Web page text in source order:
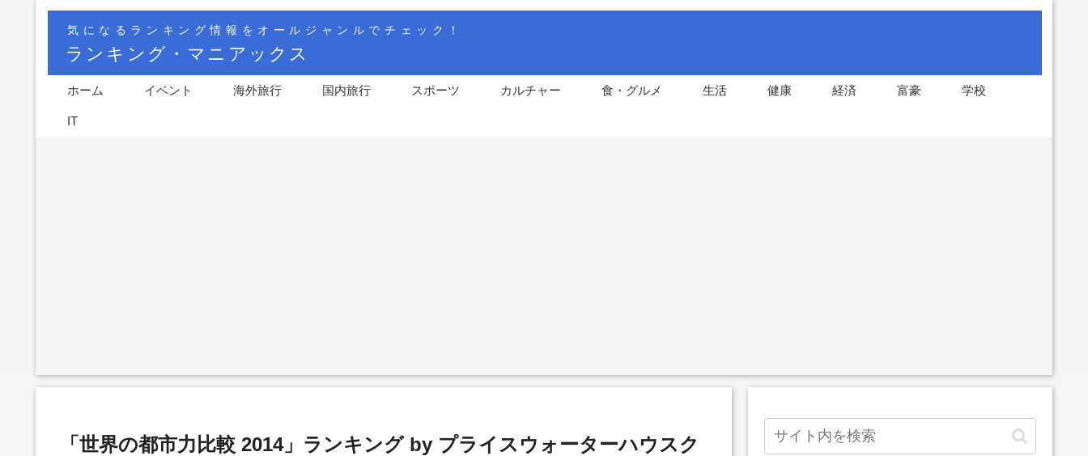
気になるランキング情報をオールジャンルでチェック！
ランキング・マニアックス
ホーム イベント 海外旅行 国内旅行 スポーツ カルチャー 食・グルメ 生活 健康 経済 富豪 学校
IT
「世界の都市力比較 2014」ランキング by プライスウォーターハウスク